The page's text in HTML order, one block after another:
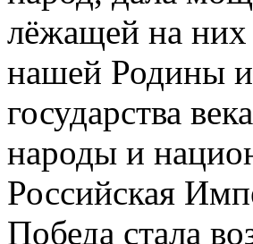
лёжащей на них
нашей Родины и
государства
народы и
Российская
Победа стала